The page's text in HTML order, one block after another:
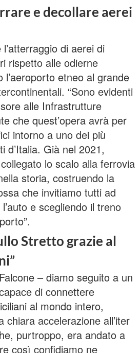
e decollare aerei
di aerei di
rispetto alle odierne
l’aeroporto etneo al grande
“Sono evidenti
alle Infrastrutture
che quest’opera avrà per
intorno a uno dei più
d’Italia. Già nel 2021,
lo scalo alla ferrovia
storia, costruendo la
che invitiamo tutti ad
e scegliendo il treno
Stretto grazie al
– diamo seguito a un
di connettere
al mondo intero,
chiara accelerazione all’iter
purtroppo, era andato a
così confidiamo ne